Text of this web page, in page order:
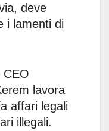
deve
i lamenti di
CEO
lavora
affari legali
illegali.